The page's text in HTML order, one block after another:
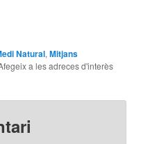
Natural,Mitjans
a les adreces d'interès